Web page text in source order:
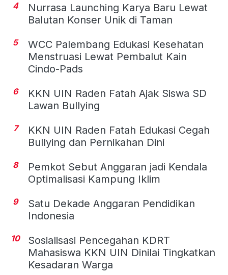
4
Nurrasa Launching Karya Baru Lewat
Balutan Konser Unik di Taman
5
WCC Palembang Edukasi Kesehatan
Menstruasi Lewat Pembalut Kain
Cindo-Pads
6
KKN UIN Raden Fatah Ajak Siswa SD
Lawan Bullying
7
KKN UIN Raden Fatah Edukasi Cegah
Bullying dan Pernikahan Dini
8
Pemkot Sebut Anggaran jadi Kendala
Optimalisasi Kampung Iklim
9
Satu Dekade Anggaran Pendidikan
Indonesia
10
Sosialisasi Pencegahan KDRT
Mahasiswa KKN UIN Dinilai Tingkatkan
Kesadaran Warga